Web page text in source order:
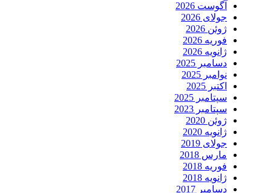
آگوست 2026
جولای 2026
ژوئن 2026
فوریه 2026
ژانویه 2026
دسامبر 2025
نوامبر 2025
اکتبر 2025
سپتامبر 2025
سپتامبر 2023
ژوئن 2020
ژانویه 2020
جولای 2019
مارس 2018
فوریه 2018
ژانویه 2018
دسامبر 2017